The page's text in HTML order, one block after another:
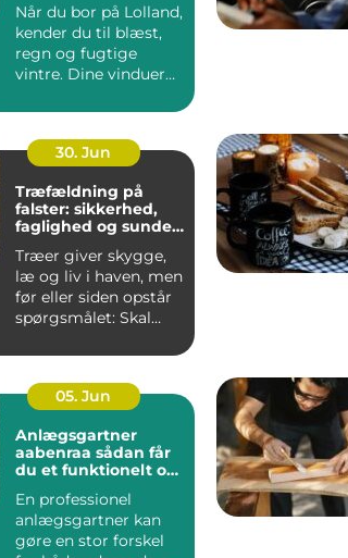
Når du bor på Lolland,
kender du til blæst,
regn og fugtige
vintre. Dine vinduer
30. Jun
Træfældning på
falster: sikkerhed,
faglighed og sunde
Træer giver skygge,
læ og liv i haven, men
før eller siden opstår
spørgsmålet: Skal
05. Jun
Anlægsgartner
aabenraa sådan får
du et funktionelt og
En professionel
anlægsgartner kan
gøre en stor forskel